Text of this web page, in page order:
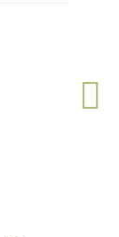
YouTube